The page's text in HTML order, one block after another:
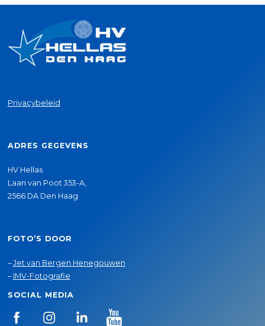
Privacybeleid
ADRES GEGEVENS
HV Hellas
Laan van Poot 353-A,
2566 DA Den Haag
FOTO’S DOOR
–Jet van Bergen Henegouwen
– IMV-Fotografie
SOCIAL MEDIA